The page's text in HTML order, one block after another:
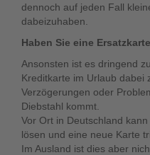
dennoch auf jeden Fall
dabeizuhaben.
Haben Sie eine
Ansonsten ist es dringend
Kreditkarte im Urlaub dabei
Verzögerungen oder
Diebstahl kommt.
Vor Ort in Deutschland
lösen und eine neue Karte
Im Ausland ist dies aber